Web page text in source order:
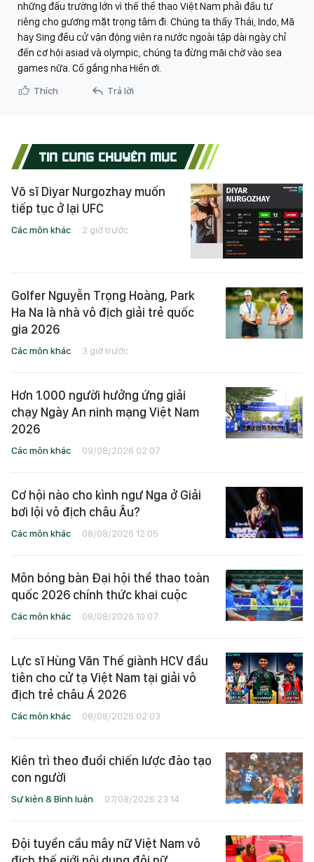
những đấu trường lớn vì thế thể thao Việt Nam phải đầu tư
riêng cho gương mặt trọng tâm đi. Chúng ta thấy Thái, Indo, Mã
hay Sing đều cử vận động viên ra nước ngoài tập dài ngày chỉ
đến cơ hội asiad và olympic, chúng ta đừng mãi chờ vào sea
games nữa. Cố gắng nha Hiền ơi.
Thích Trả lời
TIN CÙNG CHUYÊN MỤC
Võ sĩ Diyar Nurgozhay muốn
tiếp tục ở lại UFC
Các môn khác 2 giờ trước
Golfer Nguyễn Trọng Hoàng, Park
Ha Na là nhà vô địch giải trẻ quốc
gia 2026
Các môn khác 3 giờ trước
Hơn 1.000 người hưởng ứng giải
chạy Ngày An ninh mạng Việt Nam
2026
Các môn khác 09/08/2026 02:07
Cơ hội nào cho kình ngư Nga ở Giải
bơi lội vô địch châu Âu?
Các môn khác 08/08/2026 12:05
Môn bóng bàn Đại hội thể thao toàn
quốc 2026 chính thức khai cuộc
Các môn khác 08/08/2026 10:07
Lực sĩ Hùng Văn Thế giành HCV đầu
tiên cho cử tạ Việt Nam tại giải vô
địch trẻ châu Á 2026
Các môn khác 08/08/2026 02:03
Kiên trì theo đuổi chiến lược đào tạo
con người
Sự kiện & Bình luận 07/08/2026 23:14
Đội tuyển cầu mây nữ Việt Nam vô